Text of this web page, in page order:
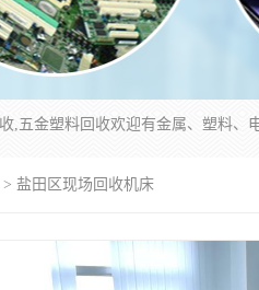
> 盐田区现场回收机床